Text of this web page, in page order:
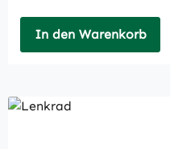
In den Warenkorb